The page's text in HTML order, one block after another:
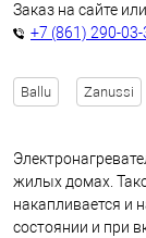
Ballu Zanussi
Заказ на сайте
+7 (861) 290-
жилых домах.
накапливается и
состоянии и при